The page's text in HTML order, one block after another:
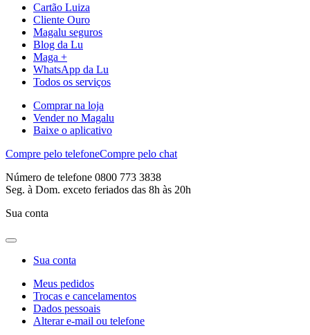
Cartão Luiza
Cliente Ouro
Magalu seguros
Blog da Lu
Maga +
WhatsApp da Lu
Todos os serviços
Comprar na loja
Vender no Magalu
Baixe o aplicativo
Compre pelo telefoneCompre pelo chat
Número de telefone 0800 773 3838
Seg. à Dom. exceto feriados das 8h às 20h
Sua conta
Sua conta
Meus pedidos
Trocas e cancelamentos
Dados pessoais
Alterar e-mail ou telefone